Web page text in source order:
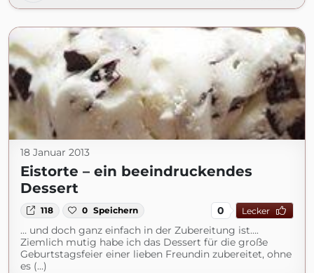
18 Januar 2013
Eistorte – ein beeindruckendes
Dessert
118 0 Speichern 0 Lecker
… und doch ganz einfach in der Zubereitung ist….
Ziemlich mutig habe ich das Dessert für die große
Geburtstagsfeier einer lieben Freundin zubereitet, ohne
es (...)